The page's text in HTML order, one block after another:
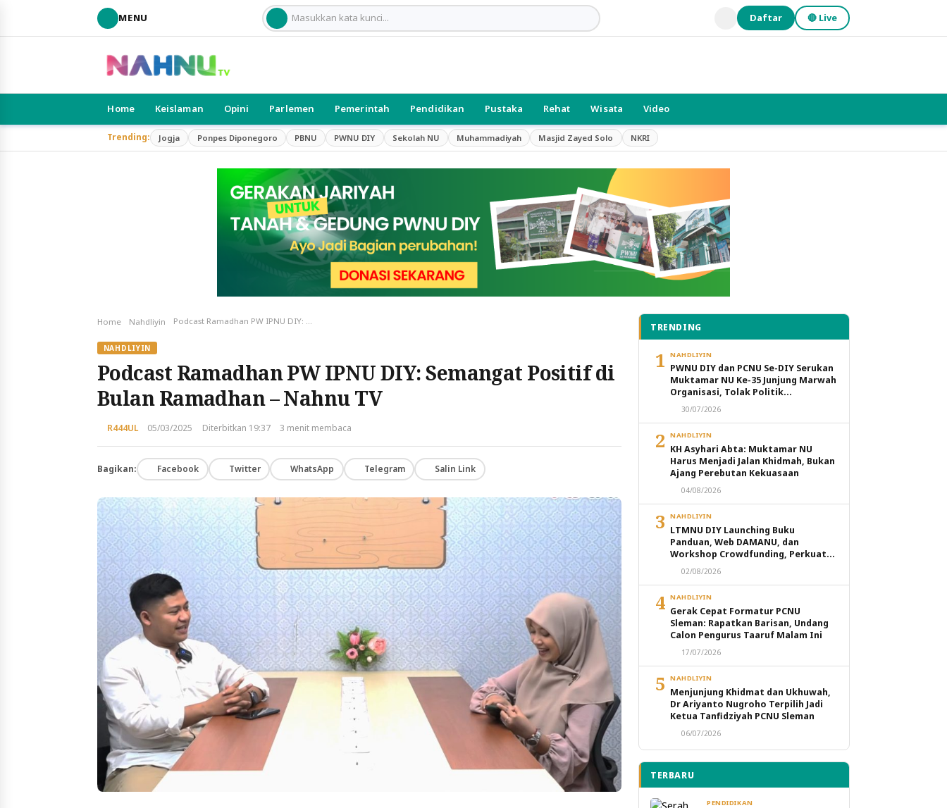
MENU Daftar 🔴 Live
Home Keislaman Opini Parlemen Pemerintah Pendidikan Pustaka Rehat Wisata Video
Trending: Jogja Ponpes Diponegoro PBNU PWNU DIY Sekolah NU Muhammadiyah Masjid Zayed Solo NKRI
Home Nahdliyin
NAHDLIYIN
Podcast Ramadhan PW IPNU DIY: Semangat Positif di
Bulan Ramadhan – Nahnu TV
R444UL 05/03/2025 Diterbitkan 19:37 3 menit membaca
Bagikan: Facebook Twitter WhatsApp Telegram Salin Link
TRENDING
1 NAHDLIYIN
PWNU DIY dan PCNU Se-DIY Serukan
Muktamar NU Ke-35 Junjung Marwah
Organisasi, Tolak Politik
Transaksional dan Intervensi
Eksternal
30/07/2026
2 NAHDLIYIN
KH Asyhari Abta: Muktamar NU
Harus Menjadi Jalan Khidmah, Bukan
Ajang Perebutan Kekuasaan
04/08/2026
3 NAHDLIYIN
LTMNU DIY Launching Buku
Panduan, Web DAMANU, dan
Workshop Crowdfunding, Perkuat
Transformasi Digital Masjid NU
02/08/2026
4 NAHDLIYIN
Gerak Cepat Formatur PCNU
Sleman: Rapatkan Barisan, Undang
Calon Pengurus Taaruf Malam Ini
17/07/2026
5 NAHDLIYIN
Menjunjung Khidmat dan Ukhuwah,
Dr Ariyanto Nugroho Terpilih Jadi
Ketua Tanfidziyah PCNU Sleman
06/07/2026
TERBARU
PENDIDIKAN